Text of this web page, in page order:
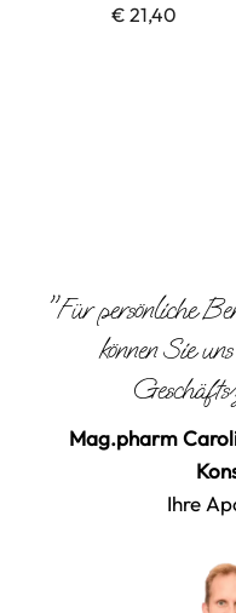
€ 21,40
"Für persönliche
können Sie
Mag.pharm
Ihre